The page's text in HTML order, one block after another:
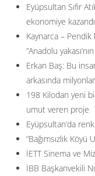
Eyüpsultan Sıfır
ekonomiye
Kaynarca – Pendik
”Anadolu
Erkan Baş: Bu
arkasında
198 Kilodan yeni
umut veren proje
Eyüpsultan’da
“Bağımsızlık
İETT Sinema ve
İBB Başkanvekili